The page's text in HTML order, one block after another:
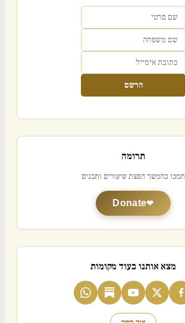
הרשם
תרומה
תמכו בהמשך הפצת שיעורים ותכנים
Donate
מצא אותנו בעוד מקומות